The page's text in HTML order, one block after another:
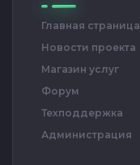
Главная страница
Новости проекта
Магазин услуг
Форум
Техподдержка
Администрация